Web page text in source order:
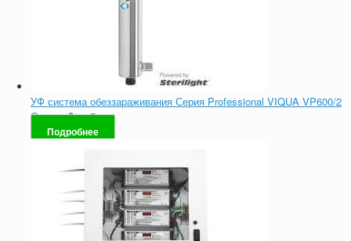
УФ система обеззараживания Серия Professional VIQUA VP600/2
Оценка0из 5
Подробнее